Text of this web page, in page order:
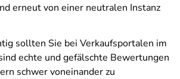
erneut von einer neutralen Instanz
sollten Sie bei Verkaufsportalen im
echte und gefälschte Bewertungen
schwer voneinander zu